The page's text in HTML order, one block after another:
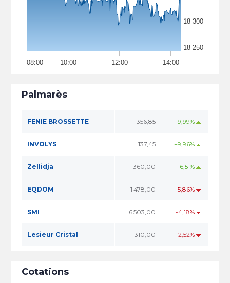
08:00 10:00 12:00 14:00
18 250
18 300
Palmarès
FENIE BROSSETTE 356,85 +9,99%
INVOLYS 137,45 +9,96%
Zellidja 360,00 +6,51%
EQDOM 1 478,00 -5,86%
SMI 6 503,00 -4,18%
Lesieur Cristal 310,00 -2,52%
Cotations